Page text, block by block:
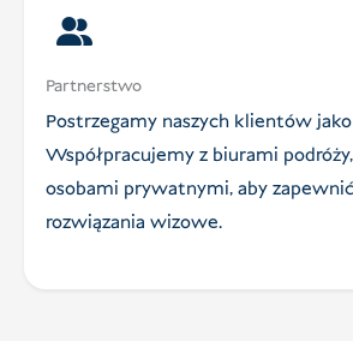
Partnerstwo
Postrzegamy naszych klientów
Współpracujemy z biurami
osobami prywatnymi, aby
rozwiązania wizowe.